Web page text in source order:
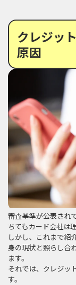
クレジッ
原因
審査基準が公表され
ちてもカード会社は
しかし、これまで紹
身の現状と照らし合
ます。
それでは、クレジッ
す。